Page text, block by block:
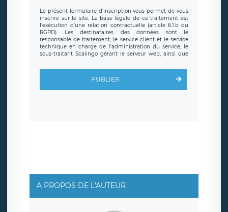
Le présent formulaire d’inscription vous permet de vous
inscrire sur le site. La base légale de ce traitement est
l’exécution d’une relation contractuelle (article 6.1.b du
RGPD). Les destinataires des données sont le
responsable de traitement, le service client et le service
technique en charge de l’administration du service, le
sous-traitant Scalingo gérant le serveur web, ainsi que
toute personne légalement autorisée. Le formulaire
d’inscription est hébergé sur un serveur hébergé par
clauses de
protection conformes au RGPD
. Les données collectées
sont conservées jusqu’à ce que l’Internaute en sollicite la
rue Léopold Sédar Senghor, joignable à l’adresse mail :
responsabledetraitement@legavox.fr. Vous avez
également le droit d’introduire une réclamation auprès
d’une autorité de contrôle.
PUBLIER
A PROPOS DE L'AUTEUR